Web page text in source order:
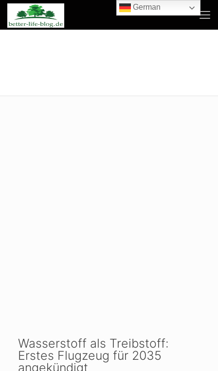
Wasserstoff als Treibstoff:
Erstes Flugzeug für 2035
angekündigt
German